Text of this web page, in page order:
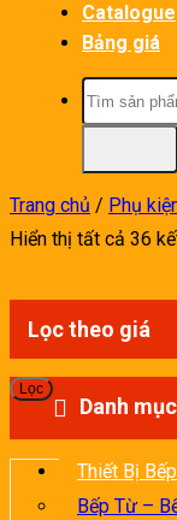
Catalogue
Bảng giá
Tìm
kiếm:
Trang chủ / Phụ
Hiển thị tất cả 36
Lọc theo giá
Lọc
Danh
Thiết Bị
Bếp Từ –